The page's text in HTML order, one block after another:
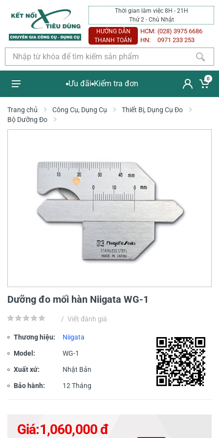
Thời gian làm việc 8H - 21H
Thứ 2 - Chủ Nhật
HƯỚNG DẪN
THANH TOÁN
HCM: (028) 3975 6686
HN:
0971 233 253
Ưu đãi Kiểm tra đơn
0
Trang chủ Công Cụ, Dụng Cụ
Thiết Bị, Dụng Cụ Đo
Bộ Dưỡng Đo
Dưỡng đo mối hàn Niigata WG-1
/ Viết đánh giá
Thương hiệu: Niigata
Model: WG-1
Xuất xứ: Nhật Bản
Bảo hành: 12 Tháng
Giá:1,060,000 đ